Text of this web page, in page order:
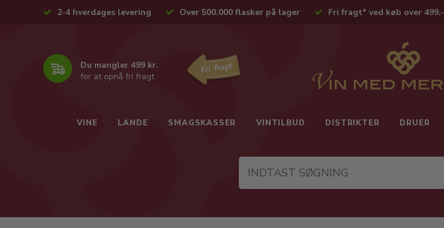
2-4 hverdages levering Over 500.000 flasker på lager Fri fragt* ved køb over 499,-
Du mangler 499 kr.
for at opnå fri fragt
VINE LANDE SMAGSKASSER VINTILBUD DISTRIKTER DRUER